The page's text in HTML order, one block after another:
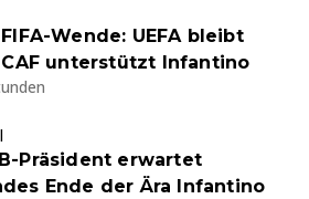
Wende: UEFA bleibt
unterstützt Infantino
Präsident erwartet
Ende der Ära Infantino